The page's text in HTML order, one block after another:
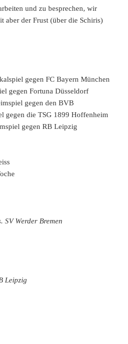
und zu besprechen, wir
aber der Frust (über die Schiris)
gegen FC Bayern München
gegen Fortuna Düsseldorf
gegen den BVB
gegen die TSG 1899 Hoffenheim
gegen RB Leipzig
SV Werder Bremen
Leipzig